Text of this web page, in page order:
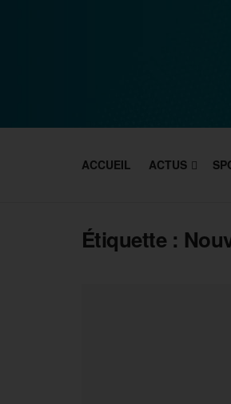
ACCUEIL ACTUS
Étiquette :